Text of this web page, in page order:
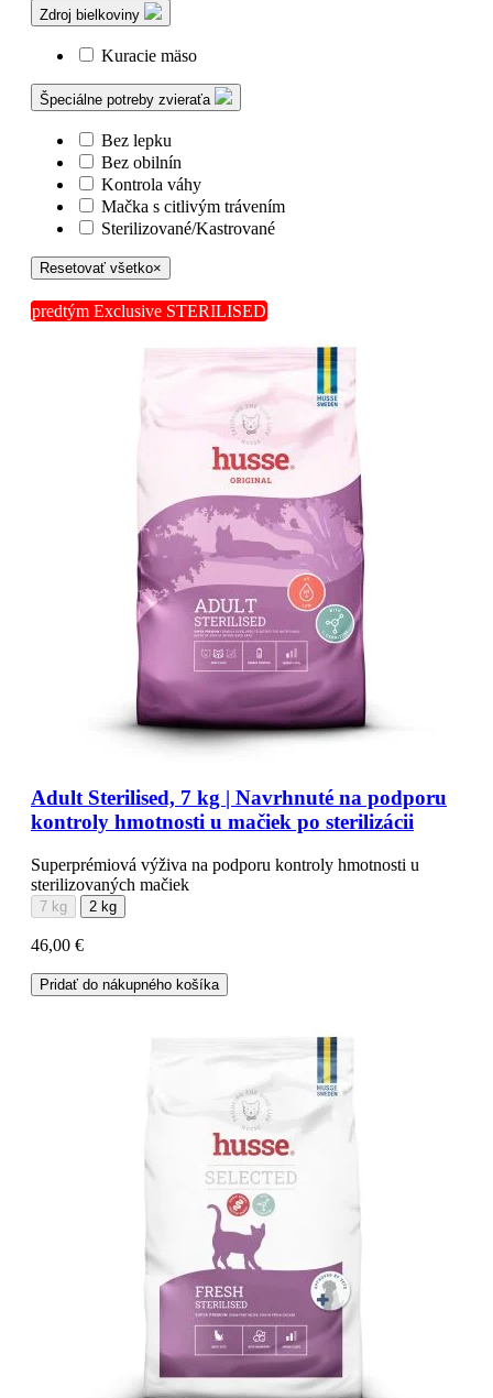
Zdroj bielkoviny
Kuracie mäso
Špeciálne potreby zvieraťa
Bez lepku
Bez obilnín
Kontrola váhy
Mačka s citlivým trávením
Sterilizované/Kastrované
Resetovať všetko×
predtým Exclusive STERILISED
Adult Sterilised, 7 kg | Navrhnuté na podporu
kontroly hmotnosti u mačiek po sterilizácii
Superprémiová výživa na podporu kontroly hmotnosti u
sterilizovaných mačiek
7 kg 2 kg
46,00 €
Pridať do nákupného košíka